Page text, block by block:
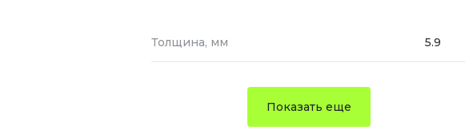
Толщина, мм 5.9
Показать еще